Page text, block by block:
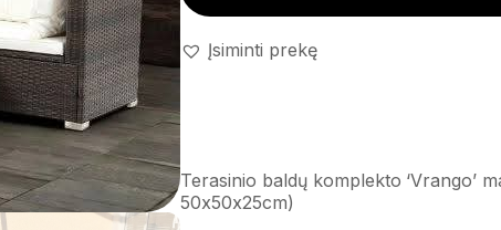
Įsiminti prekę
Terasinio baldų komplekto ‘Vrango’
50x50x25cm)